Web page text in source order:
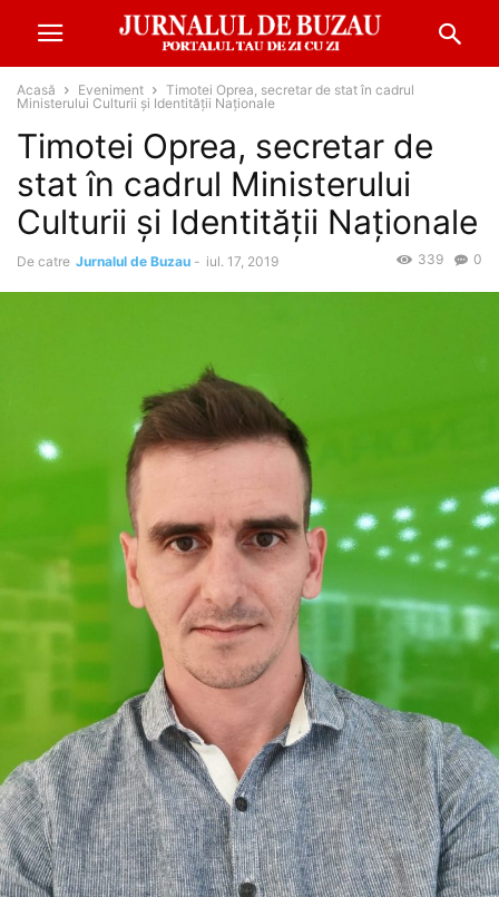
Acasă Eveniment
Timotei Oprea, secretar de stat în cadrul
Ministerului Culturii și Identității Naționale
Timotei Oprea, secretar de
stat în cadrul Ministerului
Culturii și Identității Naționale
De catre Jurnalul de Buzau - iul. 17, 2019 0
339